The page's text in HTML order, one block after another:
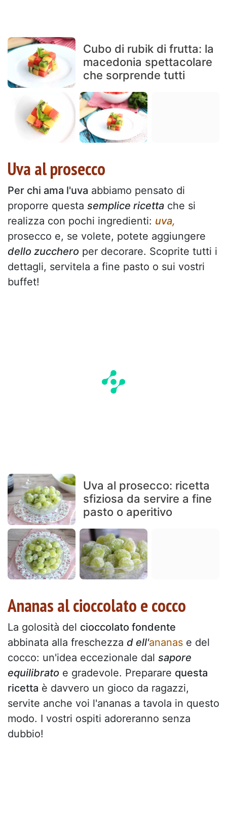
Cubo di rubik di frutta: la
macedonia spettacolare
che sorprende tutti
Uva al prosecco
Per chi ama l'uva abbiamo pensato di
proporre questa semplice ricetta che si
realizza con pochi ingredienti: uva,
prosecco e, se volete, potete aggiungere
dello zucchero per decorare. Scoprite tutti i
dettagli, servitela a fine pasto o sui vostri
buffet!
Uva al prosecco: ricetta
sfiziosa da servire a fine
pasto o aperitivo
Ananas al cioccolato e cocco
La golosità del cioccolato fondente
abbinata alla freschezza d ell'ananas e del
cocco: un'idea eccezionale dal sapore
equilibrato e gradevole. Preparare questa
ricetta è davvero un gioco da ragazzi,
servite anche voi l'ananas a tavola in questo
modo. I vostri ospiti adoreranno senza
dubbio!